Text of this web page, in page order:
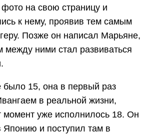
фото на свою страницу и
к нему, проявив тем самым
Позже он написал Марьяне,
ними стал развиваться
было 15, она в первый раз
в реальной жизни,
момент уже исполнилось 18. Он
Японию и поступил там в